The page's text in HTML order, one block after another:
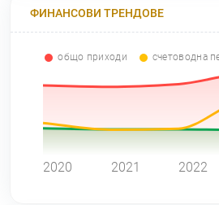
ФИНАНСОВИ ТРЕНДОВЕ
общо приходи счетоводна
2020 2021 2022